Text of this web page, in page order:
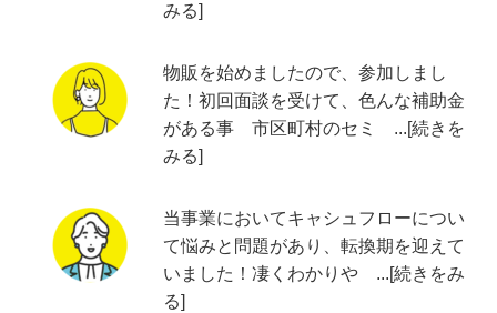
みる]
物販を始めましたので、参加しまし
た！初回面談を受けて、色んな補助金
がある事 市区町村のセミ ...[続きを
みる]
当事業においてキャシュフローについ
て悩みと問題があり、転換期を迎えて
いました！凄くわかりや ...[続きをみ
る]